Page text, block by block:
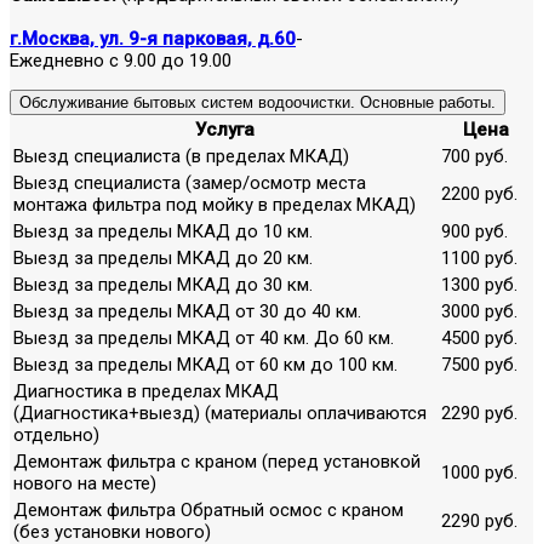
г.Москва, ул. 9-я парковая, д.60-
Ежедневно с 9.00 до 19.00
Обслуживание бытовых систем водоочистки. Основные работы.
Услуга
Цена
Выезд специалиста (в пределах МКАД)
700 руб.
Выезд специалиста (замер/осмотр места
монтажа фильтра под мойку в пределах МКАД)
2200 руб.
Выезд за пределы МКАД до 10 км.
900 руб.
Выезд за пределы МКАД до 20 км.
1100 руб.
Выезд за пределы МКАД до 30 км.
1300 руб.
Выезд за пределы МКАД от 30 до 40 км.
3000 руб.
Выезд за пределы МКАД от 40 км. До 60 км.
4500 руб.
Выезд за пределы МКАД от 60 км до 100 км.
7500 руб.
Диагностика в пределах МКАД
(Диагностика+выезд) (материалы оплачиваются
отдельно)
2290 руб.
Демонтаж фильтра с краном (перед установкой
нового на месте)
1000 руб.
Демонтаж фильтра Обратный осмос с краном
(без установки нового)
2290 руб.